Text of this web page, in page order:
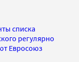
списка
регулярно
Евросоюз